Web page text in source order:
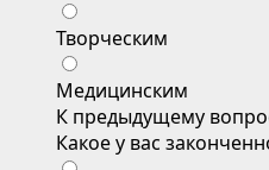
Творческим
Медицинским
К предыдущему
Какое у вас